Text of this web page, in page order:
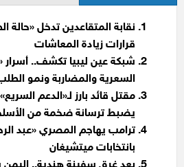
نقابة المتقاعدين تدخل «حالة
قرارات زيادة المعاشات
شبكة عين ليبيا تكشف.. أسرار
السعرية والمضاربة ونمو
مقتل قائد بارز لـ«الدعم
يضبط ترسانة ضخمة من
ترامب يهاجم المصري «عبد
بانتخابات ميتشيغان